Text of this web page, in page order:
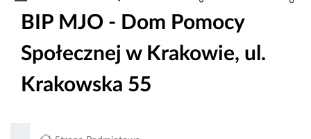
BIP MJO - Dom Pomocy
Społecznej w Krakowie, ul.
Krakowska 55